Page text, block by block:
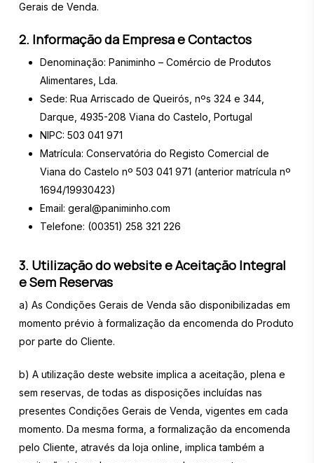
Gerais de Venda.
2. Informação da Empresa e Contactos
Denominação: Paniminho – Comércio de Produtos
Alimentares, Lda.
Sede: Rua Arriscado de Queirós, nºs 324 e 344,
Darque, 4935-208 Viana do Castelo, Portugal
NIPC: 503 041 971
Matrícula: Conservatória do Registo Comercial de
Viana do Castelo nº 503 041 971 (anterior matrícula nº
1694/19930423)
Email: geral@paniminho.com
Telefone: (00351) 258 321 226
3. Utilização do website e Aceitação Integral
e Sem Reservas
a) As Condições Gerais de Venda são disponibilizadas em
momento prévio à formalização da encomenda do Produto
por parte do Cliente.
b) A utilização deste website implica a aceitação, plena e
sem reservas, de todas as disposições incluídas nas
presentes Condições Gerais de Venda, vigentes em cada
momento. Da mesma forma, a formalização da encomenda
pelo Cliente, através da loja online, implica também a